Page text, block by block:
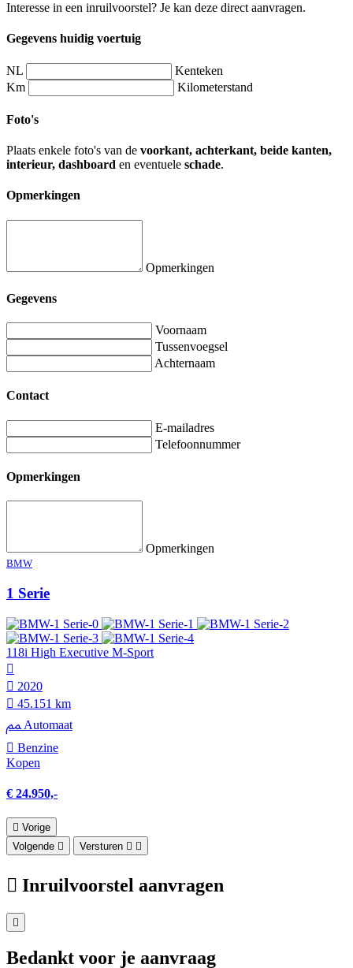
Interesse in een inruilvoorstel? Je kan deze direct aanvragen.
Gegevens huidig voertuig
NL
Kenteken
Km
Kilometerstand
Foto's
Plaats enkele foto's van de voorkant, achterkant, beide kanten,
interieur, dashboard en eventuele schade.
Opmerkingen
Opmerkingen
Gegevens
Voornaam
Tussenvoegsel
Achternaam
Contact
E-mailadres
Telefoonnummer
Opmerkingen
Opmerkingen
BMW
1 Serie
118i High Executive M-Sport
2020
45.151 km
Automaat
Benzine
Kopen
€ 24.950,-
Vorige
Volgende
Versturen
Inruilvoorstel aanvragen
Bedankt voor je aanvraag